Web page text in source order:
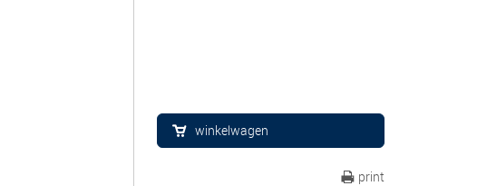
winkelwagen
print